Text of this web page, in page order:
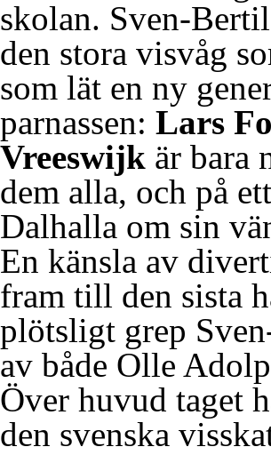
skolan. Sven-
den stora visvåg
som lät en ny
parnassen: Lars
Vreeswijk är bara
dem alla, och på
Dalhalla om sin
En känsla av
fram till den sista
plötsligt grep
av både Olle
Över huvud taget
den svenska